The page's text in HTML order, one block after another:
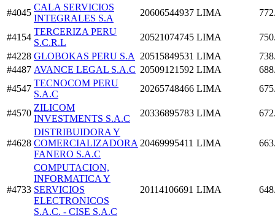
#4045
CALA SERVICIOS
INTEGRALES S.A
20606544937 LIMA
#4154
TERCERIZA PERU
S.C.R.L
20521074745 LIMA
#4228 GLOBOKAS PERU S.A 20515849531 LIMA
#4487 AVANCE LEGAL S.A.C 20509121592 LIMA
#4547
TECNOCOM PERU
S.A.C
20265748466 LIMA
#4570
ZILICOM
INVESTMENTS S.A.C
20336895783 LIMA
#4628
DISTRIBUIDORA Y
COMERCIALIZADORA
FANERO S.A.C
20469995411 LIMA
#4733
COMPUTACION,
INFORMATICA Y
SERVICIOS
ELECTRONICOS
S.A.C. - CISE S.A.C
20114106691 LIMA